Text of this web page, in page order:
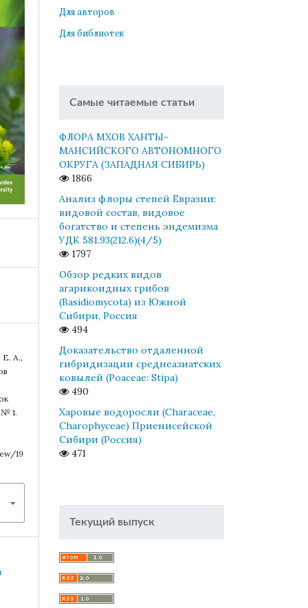
Е. А.,
1.
19
Для авторов
Для библиотек
Самые читаемые статьи
ФЛОРА МХОВ ХАНТЫ-
МАНСИЙСКОГО АВТОНОМНОГО
ОКРУГА (ЗАПАДНАЯ СИБИРЬ)
1866
Анализ флоры степей Евразии:
видовой состав, видовое
богатство и степень эндемизма
УДК 581.93(212.6)(4/5)
1797
Обзор редких видов
агарикоидных грибов
(Basidiomycota) из Южной
Сибири, Россия
494
Доказательство отдаленной
гибридизации среднеазиатских
ковылей (Poaceae: Stipa)
490
Харовые водоросли (Characeae,
Charophyceae) Приенисейской
Сибири (Россия)
471
Текущий выпуск